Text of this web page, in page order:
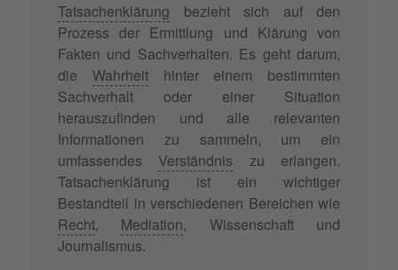
Tatsachenklärung bezieht sich auf den
Prozess der Ermittlung und Klärung von
Fakten und Sachverhalten. Es geht darum,
die Wahrheithinter einem bestimmten
Sachverhalt oder einer Situation
herauszufinden und alle relevanten
Informationen zu sammeln, um ein
umfassendes Verständnis zu erlangen.
Tatsachenklärung ist ein wichtiger
Bestandteil in verschiedenen Bereichen wie
Recht, Mediation, Wissenschaft und
Journalismus.